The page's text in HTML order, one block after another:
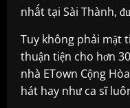
nhất tại Sài Thành,
Tuy không phải mặt
thuận tiện cho hơn
nhà ETown Cộng
hát hay như ca sĩ